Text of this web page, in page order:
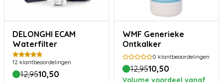
DELONGHI ECAM
Waterfilter
12 klantbeoordelingen
12,9510,50
WMF Generieke
Ontkalker
0 klantbeoordelingen
12,9510,50
Volume voordeel vanaf